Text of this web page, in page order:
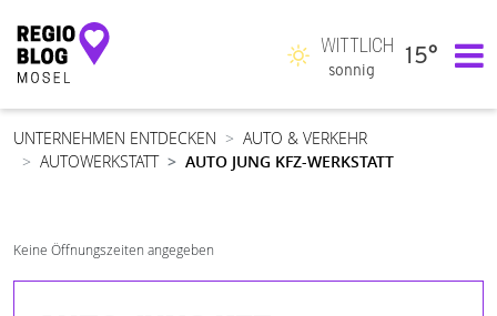
Hauptnavigation
WITTLICH
sonnig
15°
UNTERNEHMEN ENTDECKEN
AUTO & VERKEHR
AUTOWERKSTATT
AUTO JUNG KFZ-WERKSTATT
Keine Öffnungszeiten angegeben